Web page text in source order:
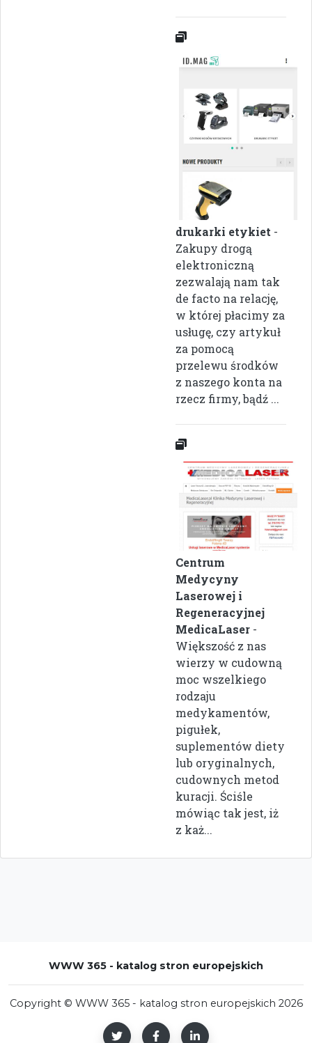
drukarki etykiet -
Zakupy drogą
elektroniczną
zezwalają nam tak
de facto na relację,
w której płacimy za
usługę, czy artykuł
za pomocą
przelewu środków
z naszego konta na
rzecz firmy, bądź ...
Centrum
Medycyny
Laserowej i
Regeneracyjnej
MedicaLaser -
Większość z nas
wierzy w cudowną
moc wszelkiego
rodzaju
medykamentów,
pigułek,
suplementów diety
lub oryginalnych,
cudownych metod
kuracji. Ściśle
mówiąc tak jest, iż
z każ...
WWW 365 - katalog stron europejskich
Copyright © WWW 365 - katalog stron europejskich 2026